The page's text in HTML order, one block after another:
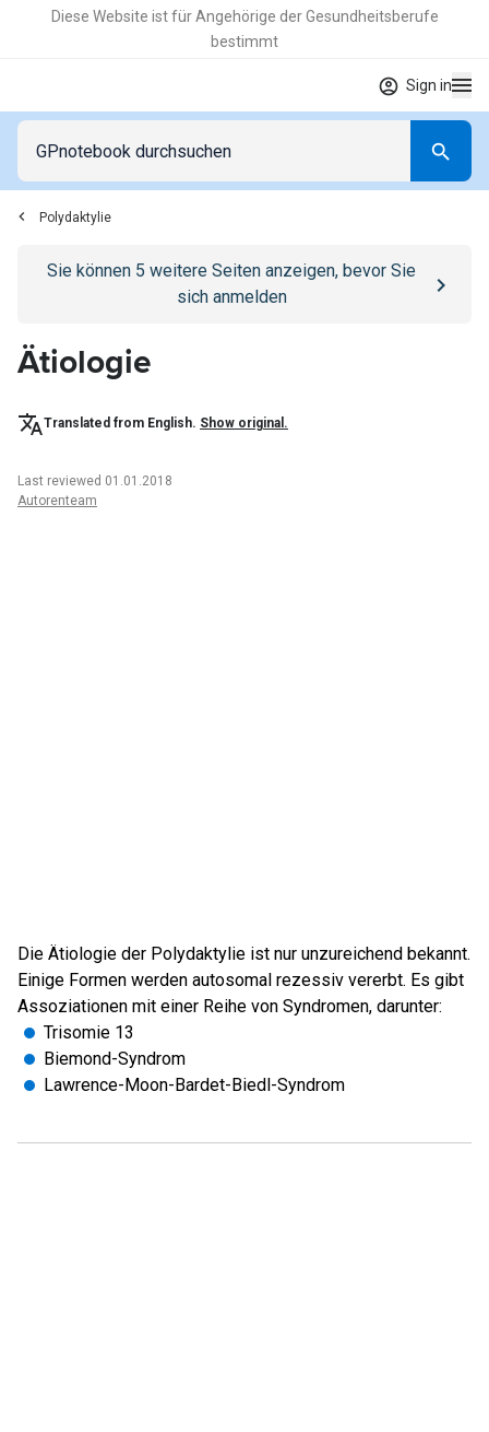
Diese Website ist für Angehörige der Gesundheitsberufe
bestimmt
Sign in
Polydaktylie
Go to/anmeldenpage
Sie können 5 weitere Seiten anzeigen, bevor Sie
sich anmelden
Ätiologie
Translated from English. Show original.
Last reviewed 01.01.2018
Autorenteam
Die Ätiologie der Polydaktylie ist nur unzureichend bekannt.
Einige Formen werden autosomal rezessiv vererbt. Es gibt
Assoziationen mit einer Reihe von Syndromen, darunter:
Trisomie 13
Biemond-Syndrom
Lawrence-Moon-Bardet-Biedl-Syndrom